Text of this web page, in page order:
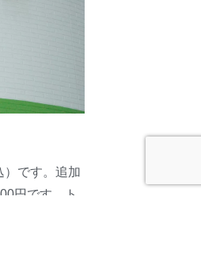
）です。追加
円です。ト